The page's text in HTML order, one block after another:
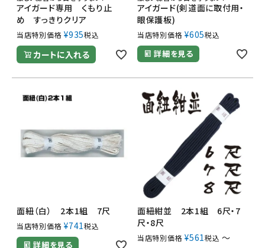
アイガード専用 くもり止
め すっきりクリア
当店特別価格 ¥935税込
カートに入れる
アイガード(剣道面に取付用・
眼保護板)
当店特別価格 ¥605税込
詳細を見る
面紐（白） 2本1組 7尺
当店特別価格 ¥741税込
詳細を見る
面紐紺並 2本1組 6尺・7
尺・8尺
当店特別価格 ¥561税込 〜